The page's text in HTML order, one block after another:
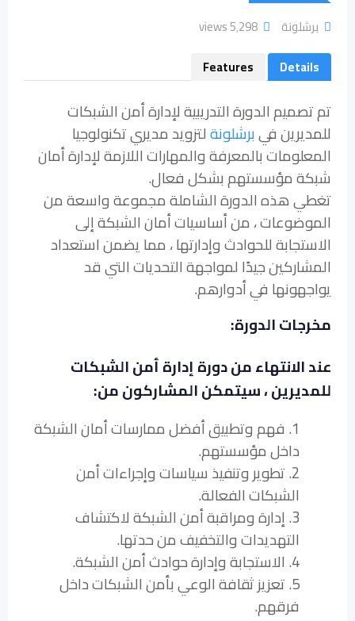
برشلونة
5٬298 views
Details
Features
تم تصميم الدورة التدريبية لإدارة أمن الشبكات
للمديرين فيبرشلونةلتزويد مديري تكنولوجيا
المعلومات بالمعرفة والمهارات اللازمة لإدارة أمان
شبكة مؤسستهم بشكل فعال.
تغطي هذه الدورة الشاملة مجموعة واسعة من
الموضوعات ، من أساسيات أمان الشبكة إلى
الاستجابة للحوادث وإدارتها ، مما يضمن استعداد
المشاركين جيدًا لمواجهة التحديات التي قد
يواجهونها في أدوارهم.
مخرجات الدورة:
عند الانتهاء من دورة إدارة أمن الشبكات
للمديرين ، سيتمكن المشاركون من:
1. فهم وتطبيق أفضل ممارسات أمان الشبكة
داخل مؤسستهم.
2. تطوير وتنفيذ سياسات وإجراءات أمن
الشبكات الفعالة.
3. إدارة ومراقبة أمن الشبكة لاكتشاف
التهديدات والتخفيف من حدتها.
4. الاستجابة وإدارة حوادث أمن الشبكة.
5. تعزيز ثقافة الوعي بأمن الشبكات داخل
فرقهم.